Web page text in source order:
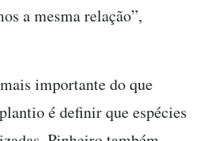
a mesma relação”,
importante do que
é definir que espécies